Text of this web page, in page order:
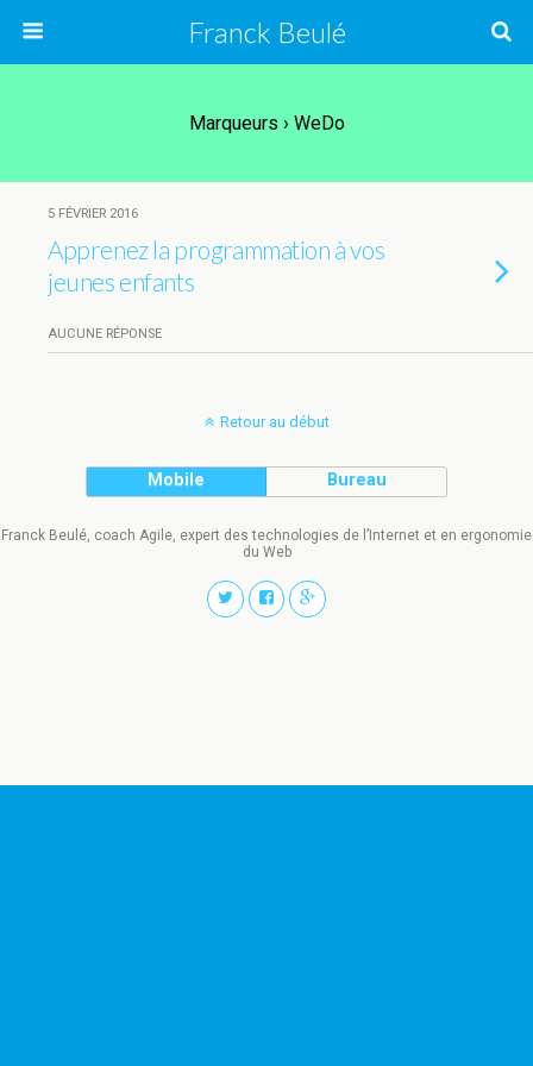
Franck Beulé
Marqueurs › WeDo
5 FÉVRIER 2016
Apprenez la programmation à vos
jeunes enfants
AUCUNE RÉPONSE
Retour au début
Mobile Bureau
Franck Beulé, coach Agile, expert des technologies de l’Internet et en ergonomie
du Web